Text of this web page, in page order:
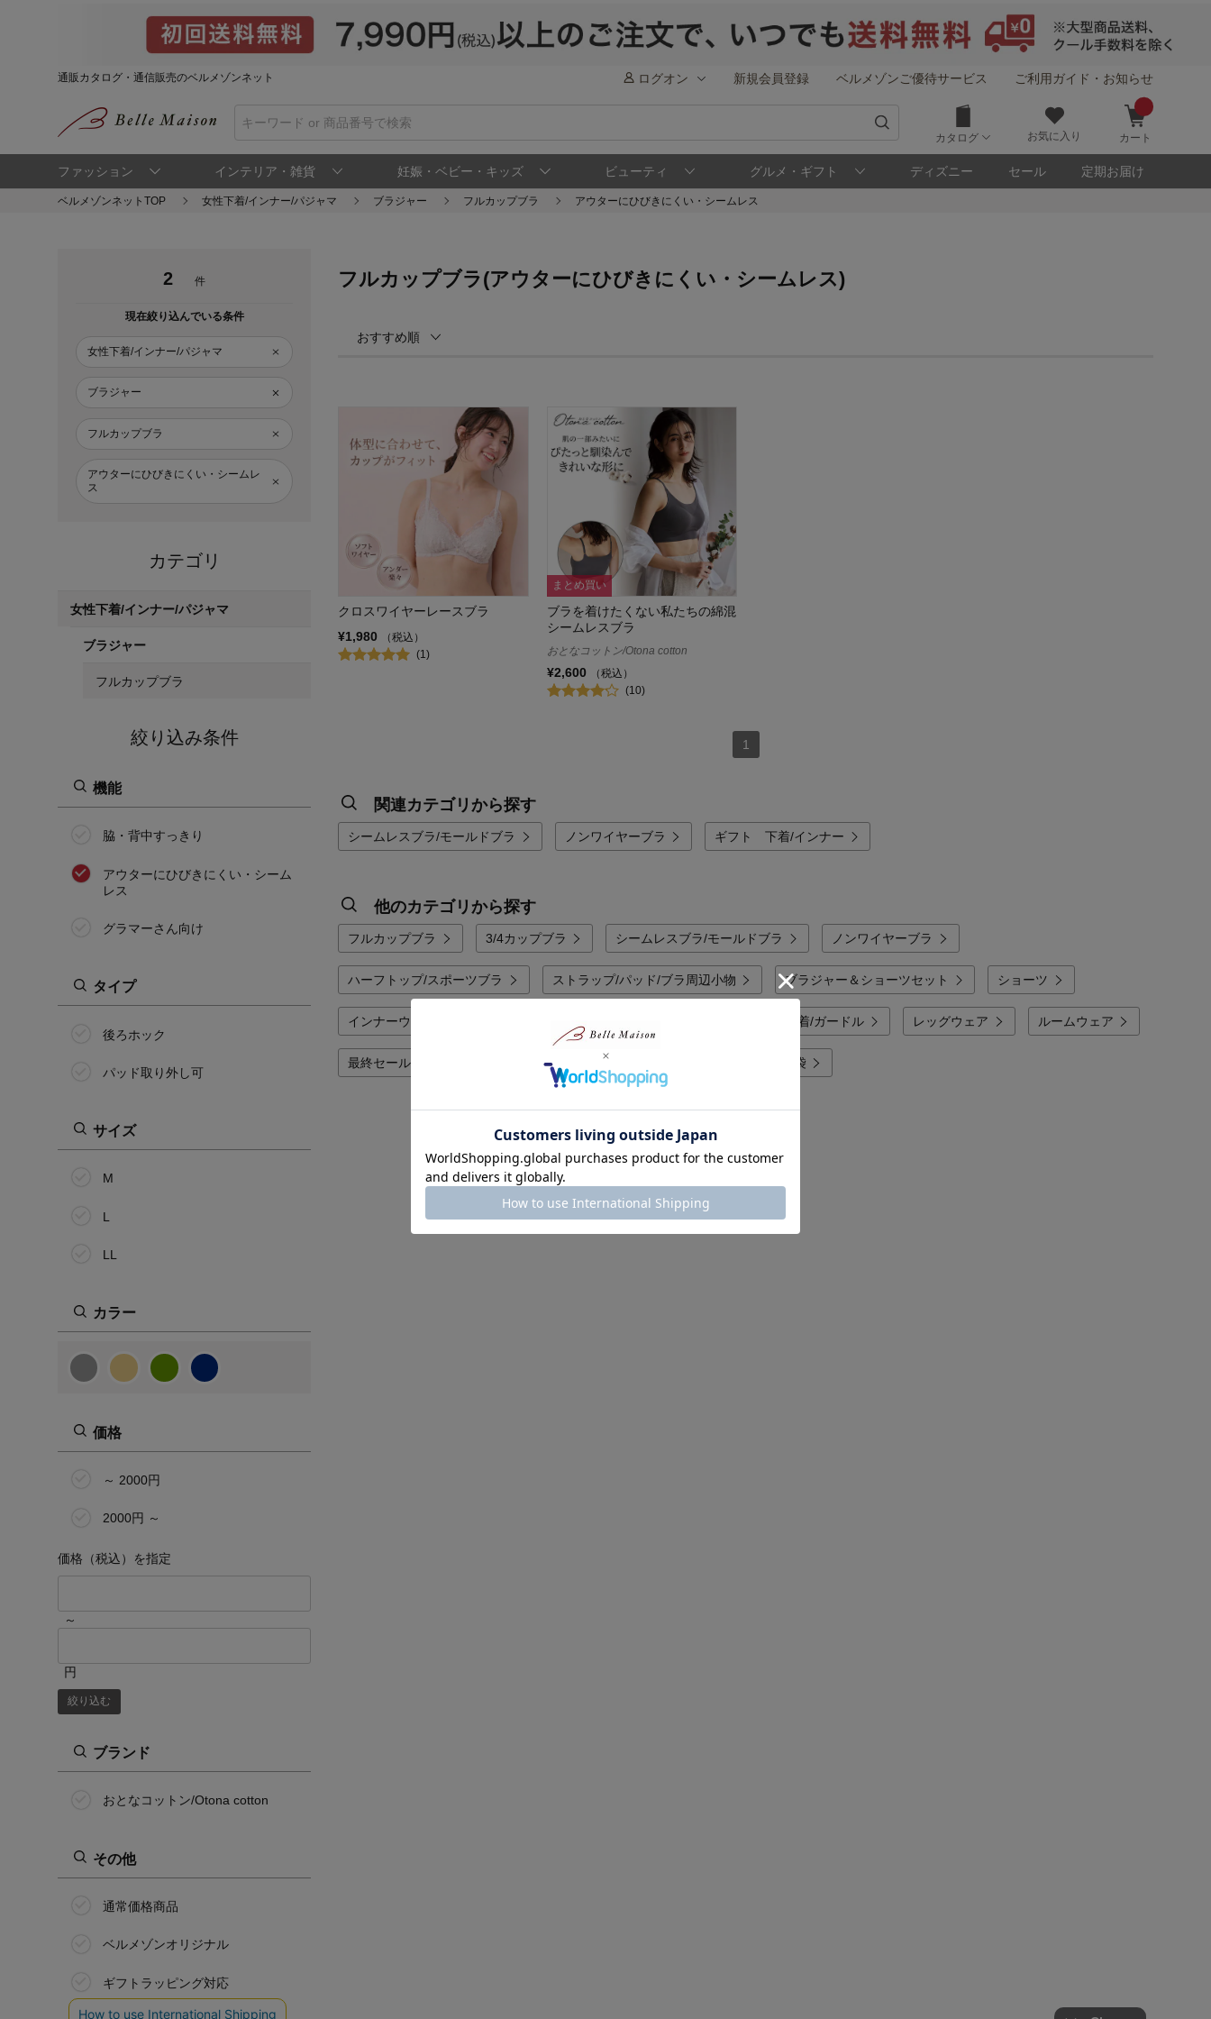
通販カタログ・通信販売のベルメゾンネット ログオン 新規会員登録 ベルメゾンご優待サービス ご利用ガイド・お知らせ
カタログ お気に入り カート
ファッション インテリア・雑貨 妊娠・ベビー・キッズ ビューティ グルメ・ギフト ディズニー セール 定期お届け
ベルメゾンネットTOP 女性下着/インナー/パジャマ ブラジャー フルカップブラ アウターにひびきにくい・シームレス
2 件
現在絞り込んでいる条件
女性下着/インナー/パジャマ
ブラジャー
フルカップブラ
アウターにひびきにくい・シームレ
ス
カテゴリ
女性下着/インナー/パジャマ
ブラジャー
フルカップブラ
絞り込み条件
機能
脇・背中すっきり
アウターにひびきにくい・シーム
レス
グラマーさん向け
タイプ
後ろホック
パッド取り外し可
サイズ
M
L
LL
カラー
価格
～ 2000円
2000円 ～
価格（税込）を指定
～
円
絞り込む
ブランド
おとなコットン/Otona cotton
その他
通常価格商品
ベルメゾンオリジナル
ギフトラッピング対応
フルカップブラ(アウターにひびきにくい・シームレス)
おすすめ順
クロスワイヤーレースブラ
¥1,980
（税込）
(1)
まとめ買い
ブラを着けたくない私たちの綿混
シームレスブラ
おとなコットン/Otona cotton
¥2,600
（税込）
(10)
1
関連カテゴリから探す
シームレスブラ/モールドブラ ノンワイヤーブラ ギフト 下着/インナー
他のカテゴリから探す
フルカップブラ 3/4カップブラ シームレスブラ/モールドブラ ノンワイヤーブラ
ハーフトップ/スポーツブラ ストラップ/パッド/ブラ周辺小物 ブラジャー＆ショーツセット ショーツ
インナーウェア/肌着 補正下着/ガードル レッグウェア ルームウェア
最終セール 女性下着/インナー/パジャマ 女性下着/インナー/パジャマ福袋